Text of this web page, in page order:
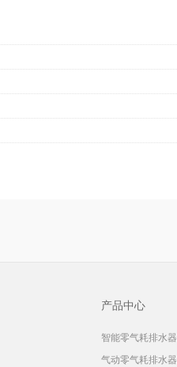
产品中心
智能零气耗排水器
气动零气耗排水器